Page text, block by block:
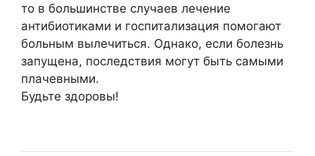
то в большинстве случаев лечение
антибиотиками и госпитализация помогают
больным вылечиться. Однако, если болезнь
запущена, последствия могут быть самыми
плачевными.
Будьте здоровы!